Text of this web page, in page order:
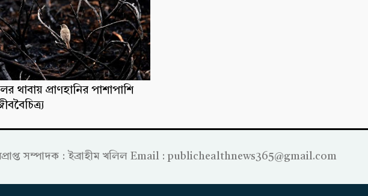
থাবায় প্রাণহানির পাশাপাশি
সম্পাদক : ইব্রাহীম খলিল Email : publichealthnews365@gmail.com